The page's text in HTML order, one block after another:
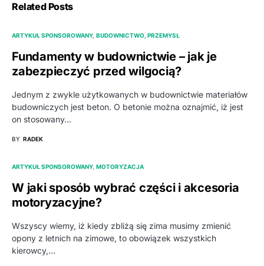
Related Posts
ARTYKUŁ SPONSOROWANY BUDOWNICTWO, PRZEMYSŁ
Fundamenty w budownictwie – jak je
zabezpieczyć przed wilgocią?
Jednym z zwykle użytkowanych w budownictwie materiałów
budowniczych jest beton. O betonie można oznajmić, iż jest
on stosowany…
BY RADEK
ARTYKUŁ SPONSOROWANY MOTORYZACJA
W jaki sposób wybrać części i akcesoria
motoryzacyjne?
Wszyscy wiemy, iż kiedy zbliżą się zima musimy zmienić
opony z letnich na zimowe, to obowiązek wszystkich
kierowcy,…